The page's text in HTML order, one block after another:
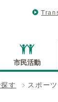
市民活動
す スポー